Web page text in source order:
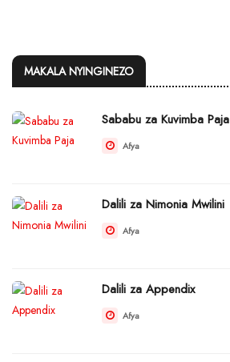
MAKALA NYINGINEZO
Sababu za Kuvimba Paja
Afya
Dalili za Nimonia Mwilini
Afya
Dalili za Appendix
Afya